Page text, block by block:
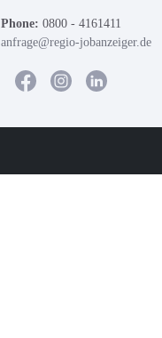
Phone: 0800 - 4161411
anfrage@regio-jobanzeiger.de